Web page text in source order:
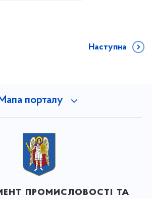
Наступна
порталу
промисловості та